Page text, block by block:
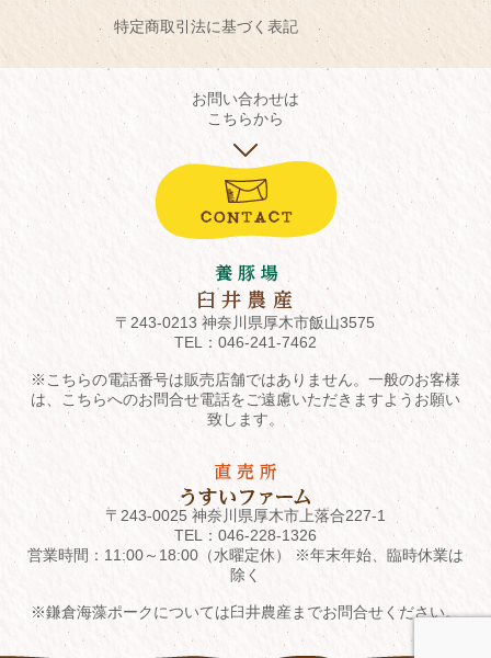
特定商取引法に基づく表記
お問い合わせは
こちらから
〒243-0213 神奈川県厚木市飯山3575
TEL： 046-241-7462
※こちらの電話番号は販売店舗ではありません。一般のお客様
は、こちらへのお問合せ電話をご遠慮いただきますようお願い
致します。
〒243-0025 神奈川県厚木市上落合227-1
TEL： 046-228-1326
営業時間：11:00～18:00（水曜定休） ※年末年始、臨時休業は
除く
※鎌倉海藻ポークについては臼井農産までお問合せください。